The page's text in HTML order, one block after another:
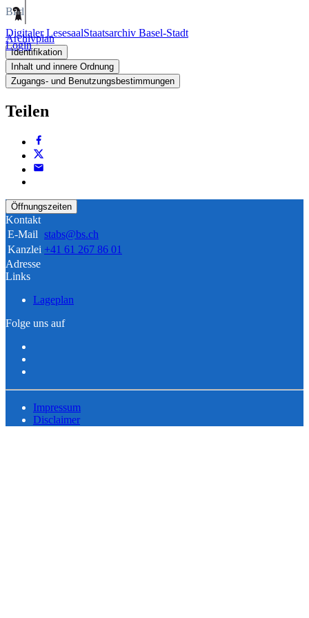
Digitaler LesesaalStaatsarchiv Basel-Stadt
Login
Bild
Archivplan
Identifikation
Inhalt und innere Ordnung
Zugangs- und Benutzungsbestimmungen
Teilen
Öffnungszeiten
Kontakt
E-Mail stabs@bs.ch
Kanzlei +41 61 267 86 01
Adresse
Links
Lageplan
Folge uns auf
Impressum
Disclaimer